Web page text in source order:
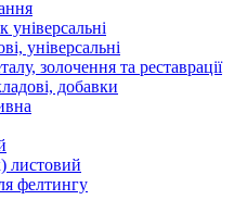
універсальні
універсальні
золочення та реставрації
добавки
листовий
фелтингу